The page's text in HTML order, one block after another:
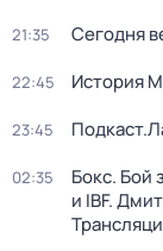
21:35 Сегодня
22:45 История
23:45
02:35
Бокс. Бой
и IBF.